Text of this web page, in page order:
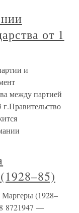
от 1
и
между партией
г.Правительство
Маргеры (1928–
8721947 —